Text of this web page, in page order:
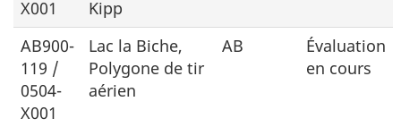
X001
Kipp
AB900-
119 /
0504-
X001
Lac la Biche,
Polygone de tir
aérien
AB
Évaluation
en cours